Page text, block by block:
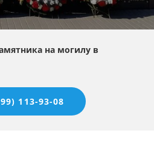
на могилу в
113-93-08